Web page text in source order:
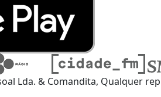
Lda. & Comandita, Qualquer